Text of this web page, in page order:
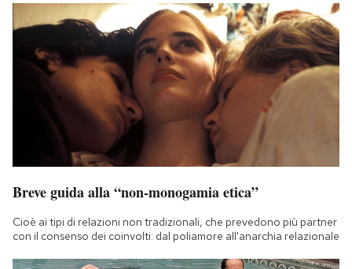
Breve guida alla “non-monogamia etica”
Cioè ai tipi di relazioni non tradizionali, che prevedono più partner
con il consenso dei coinvolti: dal poliamore all'anarchia relazionale